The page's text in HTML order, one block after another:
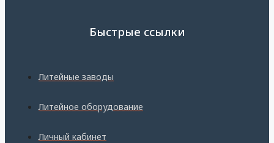
Быстрые ссылки
Литейные заводы
Литейное оборудование
Личный кабинет